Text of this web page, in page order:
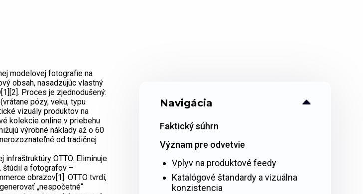
modelovej fotografie na
obsah, nasadzujúc vlastný
Proces je zjednodušený:
pózy, veku, typu
vizuály produktov na
kolekcie online v priebehu
výrobné náklady až o 60
od tradičnej
OTTO. Eliminuje
štúdií a fotografov –
obrazov[1]. OTTO tvrdí,
„nespočetné“
Navigácia
Faktický súhrn
Význam pre odvetvie
Vplyv na produktové feedy
Katalógové štandardy a vizuálna
konzistencia